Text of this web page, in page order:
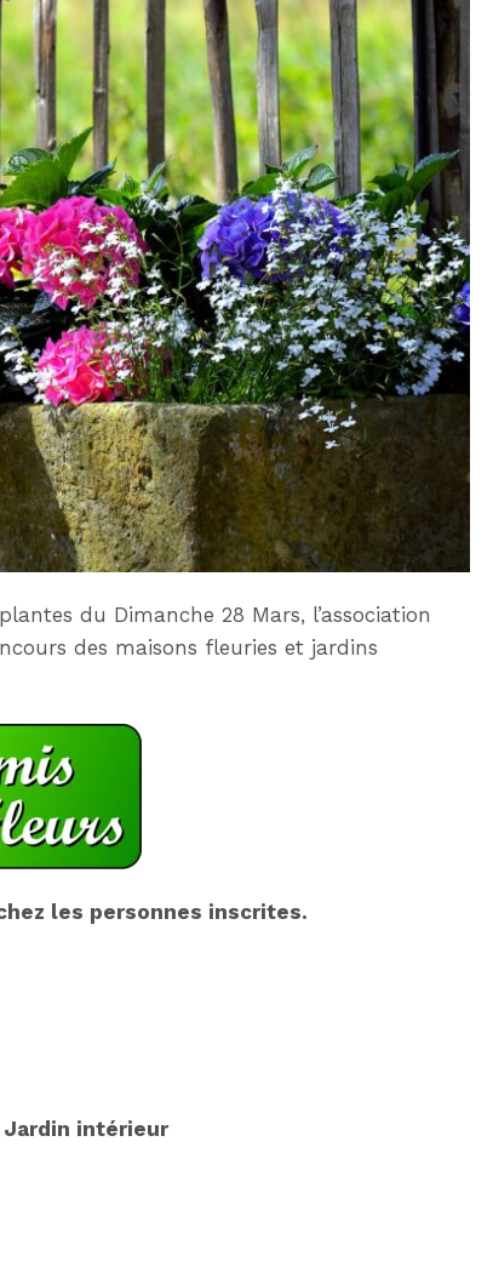
du Dimanche 28 Mars, l’association
des maisons fleuries et jardins
les personnes inscrites.
Jardin intérieur